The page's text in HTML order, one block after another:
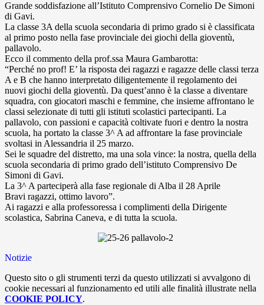
Grande soddisfazione all’Istituto Comprensivo Cornelio De Simoni
di Gavi.
La classe 3A della scuola secondaria di primo grado si è classificata
al primo posto nella fase provinciale dei giochi della gioventù,
pallavolo.
Ecco il commento della prof.ssa Maura Gambarotta:
“Perché no prof! E’ la risposta dei ragazzi e ragazze delle classi terza
A e B che hanno interpretato diligentemente il regolamento dei
nuovi giochi della gioventù. Da quest’anno è la classe a diventare
squadra, con giocatori maschi e femmine, che insieme affrontano le
classi selezionate di tutti gli istituti scolastici partecipanti. La
pallavolo, con passioni e capacità coltivate fuori e dentro la nostra
scuola, ha portato la classe 3^ A ad affrontare la fase provinciale
svoltasi in Alessandria il 25 marzo.
Sei le squadre del distretto, ma una sola vince: la nostra, quella della
scuola secondaria di primo grado dell’istituto Comprensivo De
Simoni di Gavi.
La 3^ A parteciperà alla fase regionale di Alba il 28 Aprile
Bravi ragazzi, ottimo lavoro”.
Ai ragazzi e alla professoressa i complimenti della Dirigente
scolastica, Sabrina Caneva, e di tutta la scuola.
Notizie
Questo sito o gli strumenti terzi da questo utilizzati si avvalgono di
cookie necessari al funzionamento ed utili alle finalità illustrate nella
COOKIE POLICY.